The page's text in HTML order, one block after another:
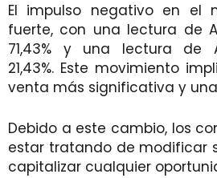
El impulso negativo en el
fuerte, con una lectura de
71,43% y una lectura de
21,43%. Este movimiento
venta más significativa y
Debido a este cambio, los
estar tratando de modificar
capitalizar cualquier